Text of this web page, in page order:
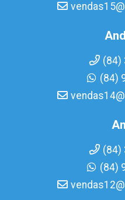
(84)
(84)
(84)
(84)